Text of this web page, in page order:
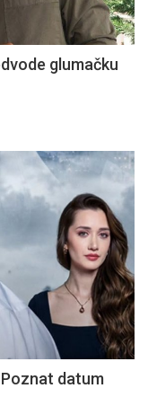
glumačku
datum